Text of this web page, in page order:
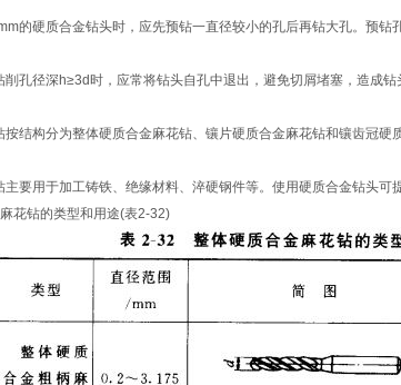
的硬质合金钻头时，应先预钻一直径较小的孔后再钻大孔。预钻
孔径深h≥3d时，应常将钻头自孔中退出，避免切屑堵塞，造成钻
结构分为整体硬质合金麻花钻、镶片硬质合金麻花钻和镶齿冠硬
要用于加工铸铁、绝缘材料、淬硬钢件等。使用硬质合金钻头可
花钻的类型和用途(表2-32)